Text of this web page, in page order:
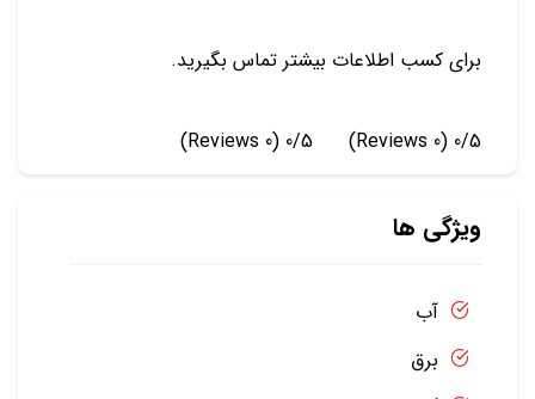
برای کسب اطلاعات بیشتر تماس بگیرید.
0/5
(0 Reviews)
0/5
(0 Reviews)
ویژگی ها
آب
برق